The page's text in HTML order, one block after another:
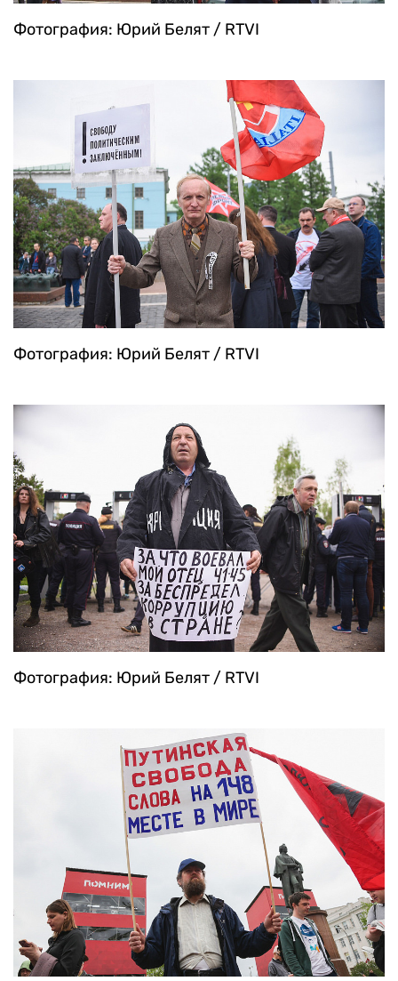
Фотография: Юрий Белят / RTVI
Фотография: Юрий Белят / RTVI
Фотография: Юрий Белят / RTVI